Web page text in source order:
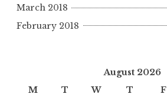
March 2018
February 2018
August 2026
M
T W T F